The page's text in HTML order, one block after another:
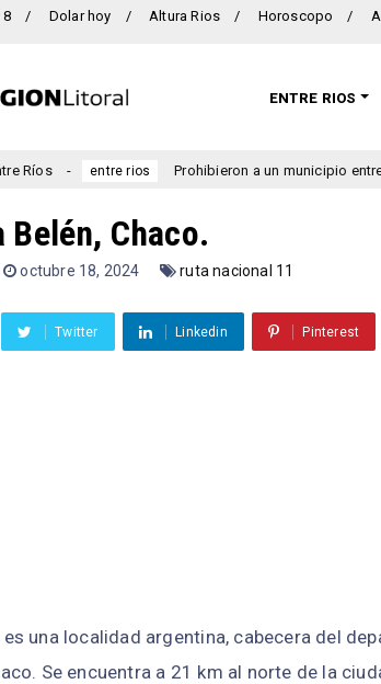
8 Dolar hoy Altura Rios Horoscopo
ENTRE RIOS
rios Prohibieron a un municipio entrerriano emitir
Chaco.
octubre 18, 2024 ruta nacional 11
Twitter Linkedin Pinterest
una localidad argentina, cabecera del
Se encuentra a 21 km al norte de la